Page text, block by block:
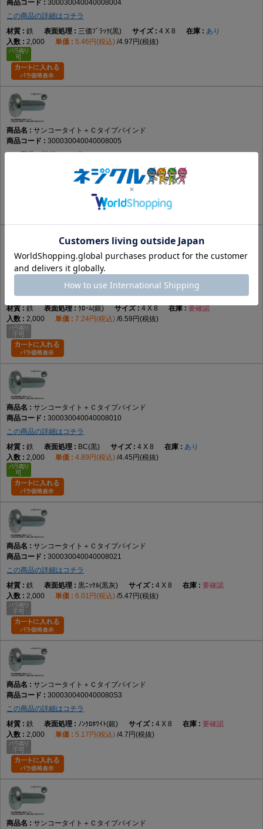
300030040040008004
この商品の詳細はコチラ
鉄
三価ﾌﾞﾗｯｸ(黒) 4 X 8
あり
2,000
5.46円(税込) 4.97円(税抜)
サンコータイト＋Ｃタイプバインド
300030040040008005
この商品の詳細はコチラ
ﾆｯｹﾙ(銀) 4 X 8
4.98円(税込) 4.53円(税抜)
サンコータイト＋Ｃタイプバインド
この商品の詳細はコチラ
鉄
ｸﾛｰﾑ(銀) 4 X 8
要確認
2,000
7.24円(税込) 6.59円(税抜)
サンコータイト＋Ｃタイプバインド
300030040040008010
この商品の詳細はコチラ
鉄
BC(黒) 4 X 8
あり
2,000
4.89円(税込) 4.45円(税抜)
サンコータイト＋Ｃタイプバインド
300030040040008021
この商品の詳細はコチラ
鉄
黒ﾆｯｹﾙ(黒灰) 4 X 8
要確認
2,000
6.01円(税込) 5.47円(税抜)
サンコータイト＋Ｃタイプバインド
3000300400400080S3
この商品の詳細はコチラ
鉄
ﾉﾝｸﾛﾎﾜｲﾄ(銀) 4 X 8
要確認
2,000
5.17円(税込) 4.7円(税抜)
サンコータイト＋Ｃタイプバインド